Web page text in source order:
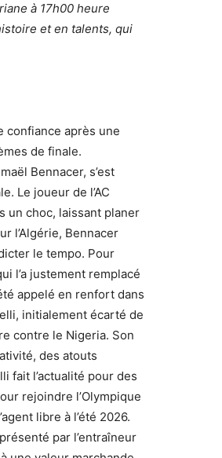
à 17h00 heure
et en talents, qui
confiance après une
de finale.
Bennacer, s’est
Le joueur de l’AC
un choc, laissant planer
l’Algérie, Bennacer
le tempo. Pour
l’a justement remplacé
appelé en renfort dans
initialement écarté de
contre le Nigeria. Son
des atouts
fait l’actualité pour des
rejoindre l’Olympique
libre à l’été 2026.
par l’entraîneur